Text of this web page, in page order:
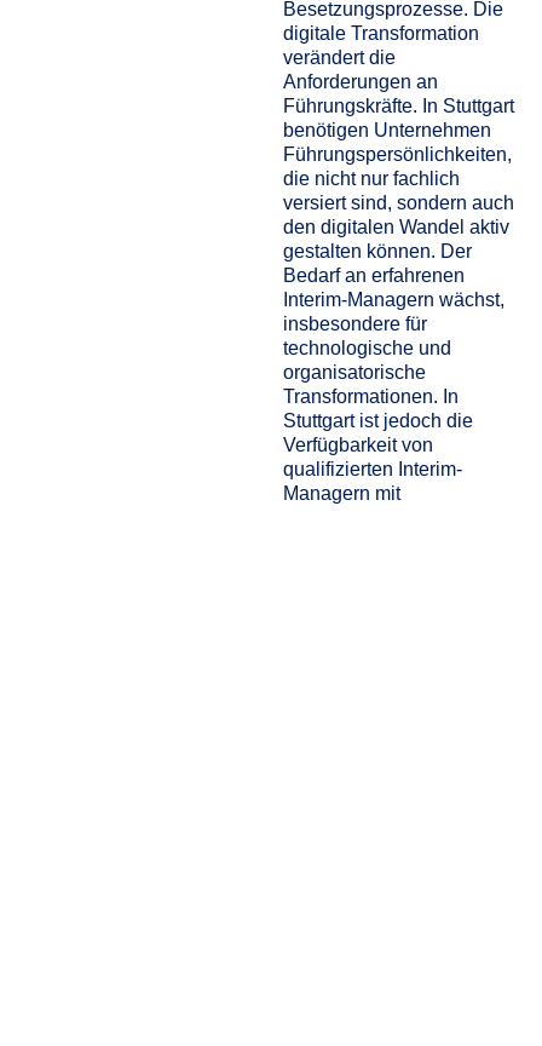
Besetzungsprozesse. Die
digitale Transformation
verändert die
Anforderungen an
Führungskräfte. In Stuttgart
benötigen Unternehmen
Führungspersönlichkeiten,
die nicht nur fachlich
versiert sind, sondern auch
den digitalen Wandel aktiv
gestalten können. Der
Bedarf an erfahrenen
Interim-Managern wächst,
insbesondere für
technologische und
organisatorische
Transformationen. In
Stuttgart ist jedoch die
Verfügbarkeit von
qualifizierten Interim-
Managern mit